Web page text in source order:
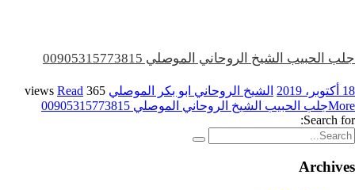
جلب الحبيب الشيخ الروحاني الموصلي 00905315773815
18 أكتوبر، 2019 الشيخ الروحاني ابو بكر الموصلي 365 views
Read
Moreجلب الحبيب الشيخ الروحاني الموصلي 00905315773815
Search for:
Archives